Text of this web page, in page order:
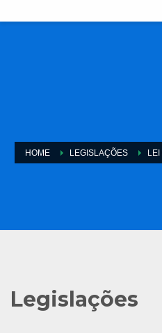
HOME LEGISLAÇÕES LEI
Legislações